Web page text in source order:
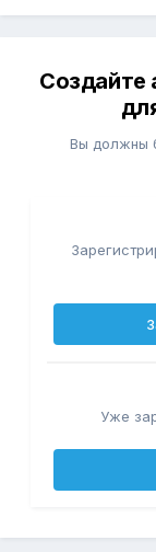
Создайте
Вы должны
Уже